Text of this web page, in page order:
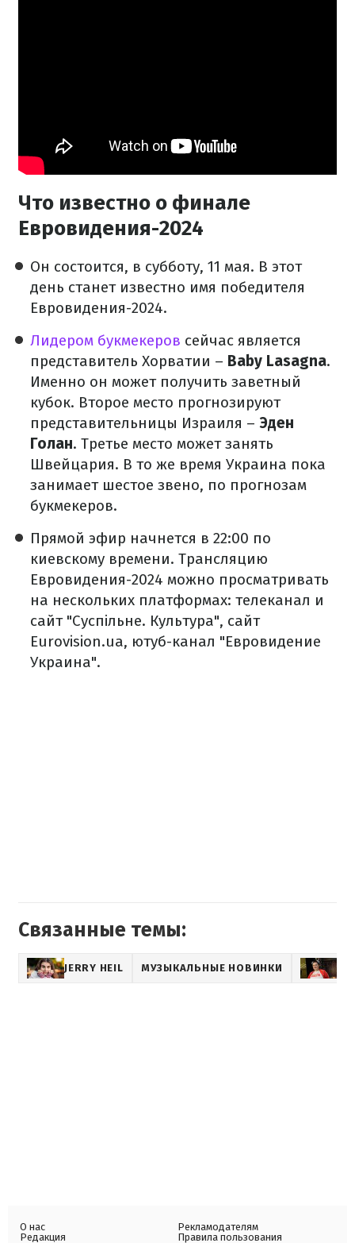
Что известно о финале
Евровидения-2024
Он состоится, в субботу, 11 мая. В этот
день станет известно имя победителя
Евровидения-2024.
Лидером букмекеров сейчас является
представитель Хорватии – Baby Lasagna.
Именно он может получить заветный
кубок. Второе место прогнозируют
представительницы Израиля – Эден
Голан. Третье место может занять
Швейцария. В то же время Украина пока
занимает шестое звено, по прогнозам
букмекеров.
Прямой эфир начнется в 22:00 по
киевскому времени. Трансляцию
Евровидения-2024 можно просматривать
на нескольких платформах: телеканал и
сайт "Суспільне. Культура", сайт
Eurovision.ua, ютуб-канал "Евровидение
Украина".
Связанные темы:
JERRY HEIL МУЗЫКАЛЬНЫЕ НОВИНКИ
О нас
Редакция
Рекламодателям
Правила пользования